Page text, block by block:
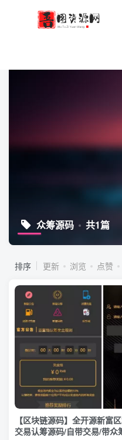
众筹源码 共1篇
排序 更新 浏览 点赞
【区块链源码】全开源新富
交易认筹源码/自带交易/带众